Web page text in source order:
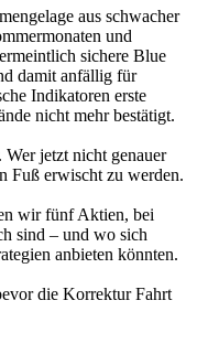
aus schwacher
und
sichere Blue
damit anfällig für
Indikatoren erste
nicht mehr bestätigt.
jetzt nicht genauer
Fuß erwischt zu werden.
wir fünf Aktien, bei
sind – und wo sich
anbieten könnten.
die Korrektur Fahrt